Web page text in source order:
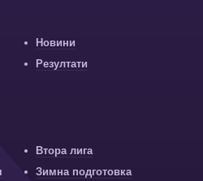
Новини
Резултати
Втора лига
Зимна подготовка